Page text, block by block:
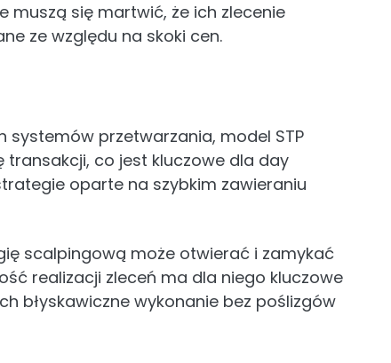
muszą się martwić, że ich zlecenie
ze względu na skoki cen.
przetwarzania, model STP
co jest kluczowe dla day
oparte na szybkim zawieraniu
scalpingową może otwierać i zamykać
realizacji zleceń ma dla niego kluczowe
błyskawiczne wykonanie bez poślizgów